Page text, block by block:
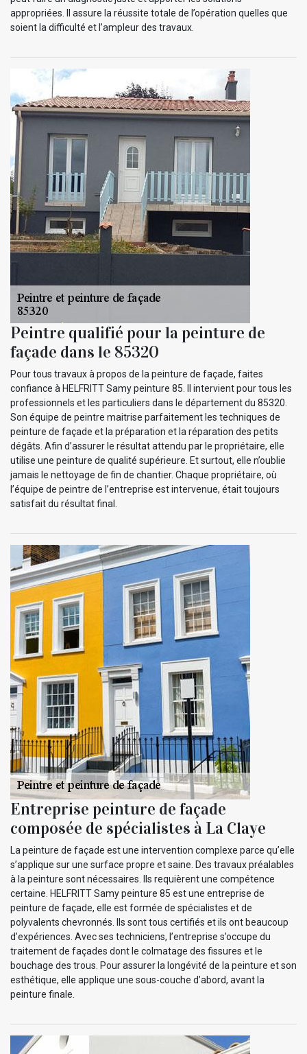
appropriées. Il assure la réussite totale de l’opération quelles que
soient la difficulté et l’ampleur des travaux.
Peintre qualifié pour la peinture de
façade dans le 85320
Pour tous travaux à propos de la peinture de façade, faites
confiance à HELFRITT Samy peinture 85. Il intervient pour tous les
professionnels et les particuliers dans le département du 85320.
Son équipe de peintre maitrise parfaitement les techniques de
peinture de façade et la préparation et la réparation des petits
dégâts. Afin d’assurer le résultat attendu par le propriétaire, elle
utilise une peinture de qualité supérieure. Et surtout, elle n’oublie
jamais le nettoyage de fin de chantier. Chaque propriétaire, où
l’équipe de peintre de l’entreprise est intervenue, était toujours
satisfait du résultat final.
Entreprise peinture de façade
composée de spécialistes à La Claye
La peinture de façade est une intervention complexe parce qu’elle
s’applique sur une surface propre et saine. Des travaux préalables
à la peinture sont nécessaires. Ils requièrent une compétence
certaine. HELFRITT Samy peinture 85 est une entreprise de
peinture de façade, elle est formée de spécialistes et de
polyvalents chevronnés. Ils sont tous certifiés et ils ont beaucoup
d’expériences. Avec ses techniciens, l’entreprise s’occupe du
traitement de façades dont le colmatage des fissures et le
bouchage des trous. Pour assurer la longévité de la peinture et son
esthétique, elle applique une sous-couche d’abord, avant la
peinture finale.